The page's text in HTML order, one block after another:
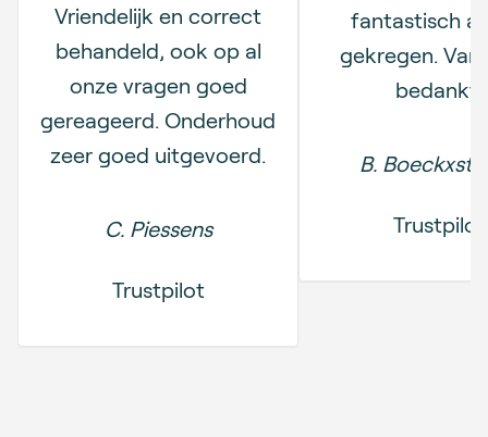
Vriendelijk en correct
behandeld, ook op al
onze vragen goed
gereageerd. Onderhoud
zeer goed uitgevoerd.
C. Piessens
Trustpilot
fantastisch
gekregen. Van
bedankt.
B.
Trustpilot